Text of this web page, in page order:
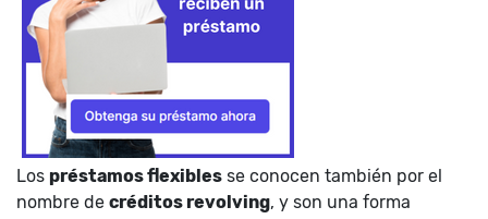
Los préstamos flexibles se conocen también por el
nombre de créditos revolving, y son una forma